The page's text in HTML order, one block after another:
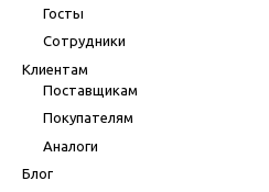
Госты
Сотрудники
Клиентам
Поставщикам
Покупателям
Аналоги
Блог